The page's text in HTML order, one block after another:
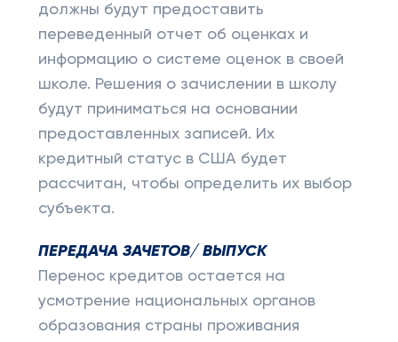
должны будут предоставить
переведенный отчет об оценках и
информацию о системе оценок в своей
школе. Решения о зачислении в школу
будут приниматься на основании
предоставленных записей. Их
кредитный статус в США будет
рассчитан, чтобы определить их выбор
субъекта.
ПЕРЕДАЧА ЗАЧЕТОВ/ ВЫПУСК
Перенос кредитов остается на
усмотрение национальных органов
образования страны проживания